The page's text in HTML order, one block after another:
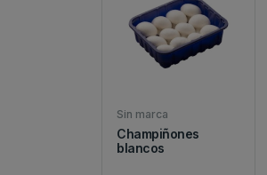
Sin marca
Champiñones
blancos